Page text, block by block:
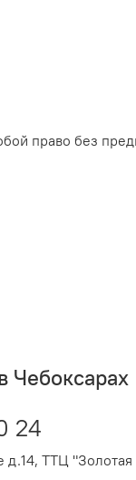
право без
Чебоксарах
24
д.14, ТТЦ